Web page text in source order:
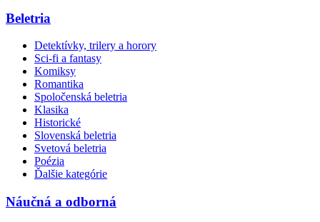
Beletria
Detektívky, trilery a horory
Sci-fi a fantasy
Komiksy
Romantika
Spoločenská beletria
Klasika
Historické
Slovenská beletria
Svetová beletria
Poézia
Ďalšie kategórie
Náučná a odborná